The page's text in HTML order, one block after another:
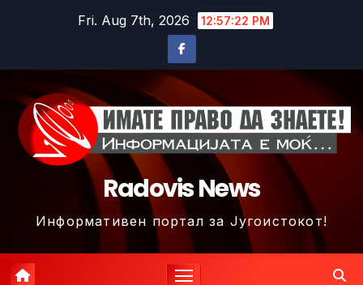
Fri. Aug 7th, 2026 12:57:25 PM
Radovis News
Информативен портал за Југоистокот!